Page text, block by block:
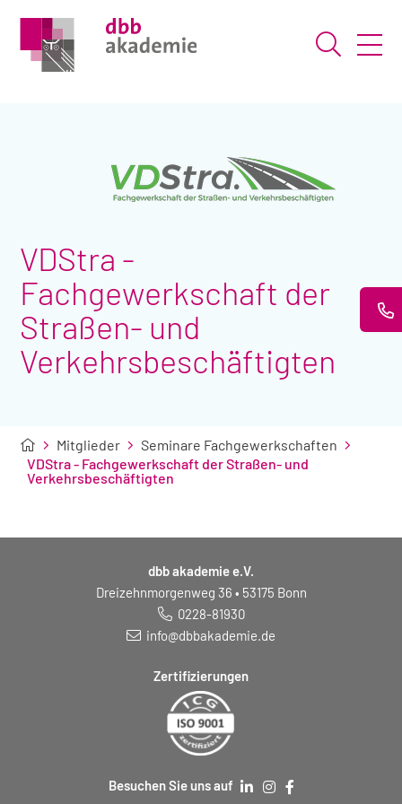
Suche
VDStra -
Fachgewerkschaft der
Straßen- und
Verkehrsbeschäftigten
Mitglieder
Seminare Fachgewerkschaften
VDStra - Fachgewerkschaft der Straßen- und
Verkehrsbeschäftigten
dbb akademie e.V.
Dreizehnmorgenweg 36 • 53175 Bonn
0228-81930
info@dbbakademie.de
Zertifizierungen
Besuchen Sie uns auf